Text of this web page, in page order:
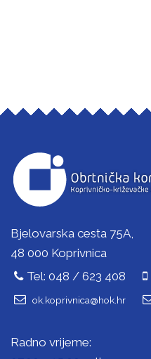
Bjelovarska cesta 75A,
48 000 Koprivnica
Tel: 048 / 623 408
ok.koprivnica@hok.hr
Radno vrijeme: